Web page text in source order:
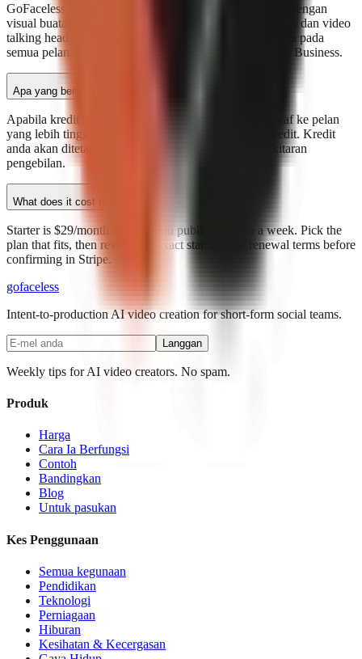
GoFaceless menyokong tiga format: video tanpa wajah dengan
visual buatan AI, video AI Creator dengan lapisan avatar, dan video
talking head penuh gaya UGC. Visual buatan AI tersedia pada
semua pelan; format AI Creator serta UGC memerlukan Business.
Apa yang berlaku apabila kredit saya habis?
Apabila kredit bulanan anda habis, anda boleh naik taraf ke pelan
yang lebih tinggi untuk mendapatkan lebih banyak kredit. Kredit
anda akan ditetapkan semula pada permulaan setiap kitaran
pengebilan.
What does it cost to start?
Starter is $29/month and lets you publish a video a week. Pick the
plan that fits, then review the exact starting and renewal terms before
confirming in Stripe.
gofaceless
Intent-to-production AI video creation for short-form social teams.
Langgan
Weekly tips for AI video creators. No spam.
Produk
Harga
Cara Ia Berfungsi
Contoh
Bandingkan
Blog
Untuk pasukan
Kes Penggunaan
Semua kegunaan
Pendidikan
Teknologi
Perniagaan
Hiburan
Kesihatan & Kecergasan